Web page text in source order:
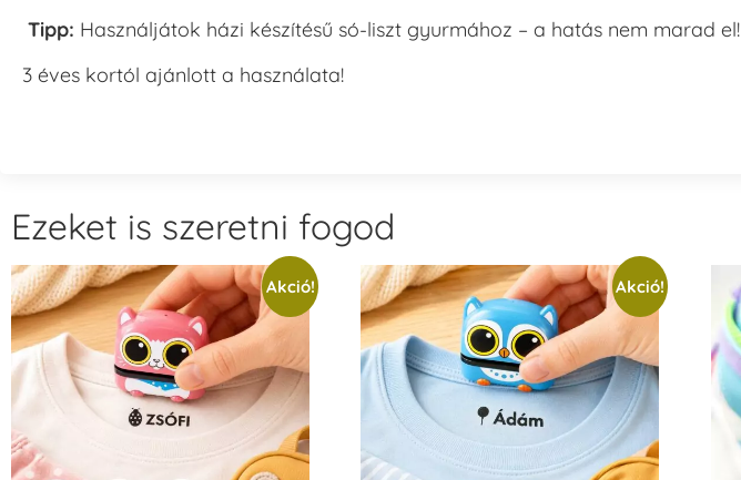
Tipp: Használjátok házi készítésű só-liszt gyurmához – a hatás nem marad el!
3 éves kortól ajánlott a használata!
Ezeket is szeretni fogod
Akció! Akció!